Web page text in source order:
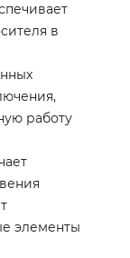
в
работу
элементы